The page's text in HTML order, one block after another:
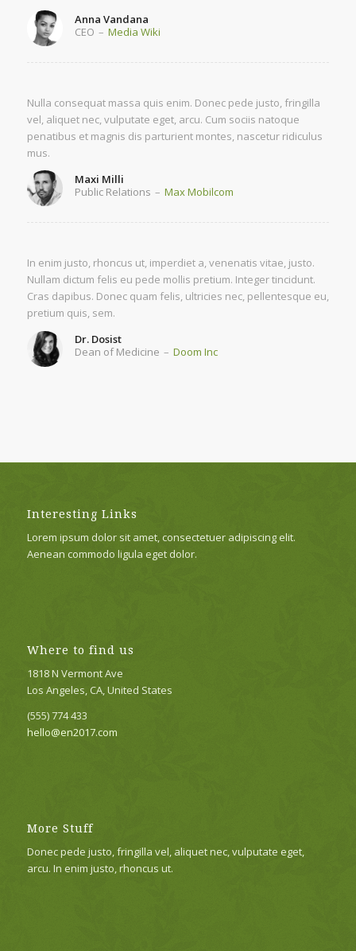
Anna Vandana
CEO – Media Wiki
Nulla consequat massa quis enim. Donec pede justo, fringilla
vel, aliquet nec, vulputate eget, arcu. Cum sociis natoque
penatibus et magnis dis parturient montes, nascetur ridiculus
mus.
Maxi Milli
Public Relations – Max Mobilcom
In enim justo, rhoncus ut, imperdiet a, venenatis vitae, justo.
Nullam dictum felis eu pede mollis pretium. Integer tincidunt.
Cras dapibus. Donec quam felis, ultricies nec, pellentesque eu,
pretium quis, sem.
Dr. Dosist
Dean of Medicine – Doom Inc
Interesting Links
Lorem ipsum dolor sit amet, consectetuer adipiscing elit.
Aenean commodo ligula eget dolor.
Where to find us
1818 N Vermont Ave
Los Angeles, CA, United States
(555) 774 433
hello@en2017.com
More Stuff
Donec pede justo, fringilla vel, aliquet nec, vulputate eget,
arcu. In enim justo, rhoncus ut.